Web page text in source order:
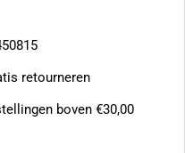
retourneren
boven €30,00